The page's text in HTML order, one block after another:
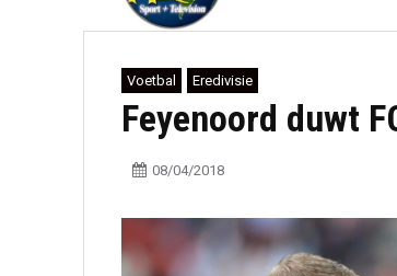
Voetbal Eredivisie
Feyenoord duwt
08/04/2018